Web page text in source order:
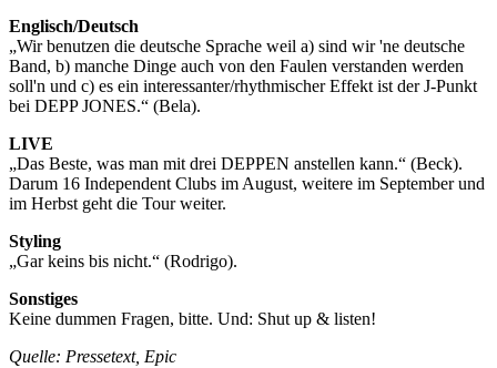
Englisch/Deutsch
„Wir benutzen die deutsche Sprache weil a) sind wir 'ne deutsche
Band, b) manche Dinge auch von den Faulen verstanden werden
soll'n und c) es ein interessanter/rhythmischer Effekt ist der J-Punkt
bei DEPP JONES.“ (Bela).
LIVE
„Das Beste, was man mit drei DEPPEN anstellen kann.“ (Beck).
Darum 16 Independent Clubs im August, weitere im September und
im Herbst geht die Tour weiter.
Styling
„Gar keins bis nicht.“ (Rodrigo).
Sonstiges
Keine dummen Fragen, bitte. Und: Shut up & listen!
Quelle: Pressetext, Epic